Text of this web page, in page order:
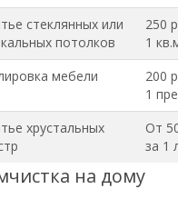
стеклянных или
потолков
250
1
мебели
200
1
хрустальных
От
за 1
на дому